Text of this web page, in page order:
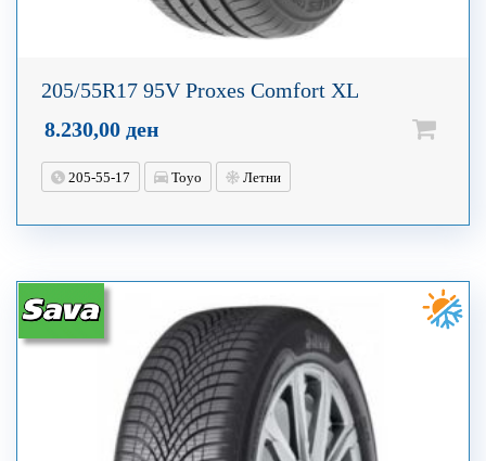
205/55R17 95V Proxes Comfort XL
8.230,00 ден
205-55-17 Toyo Летни